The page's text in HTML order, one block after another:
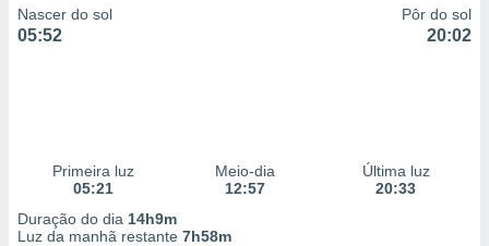
Nascer do sol
05:52
Pôr do sol
20:02
Primeira luz
05:21
Meio-dia
12:57
Última luz
20:33
Duração do dia 14h9m
Luz da manhã restante 7h58m